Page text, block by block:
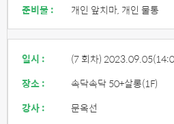
준비물 : 개인 앞치마, 개인 물통
일시 : (7 회차) 2023.09.05
장소 :
속닥속닥 50+살롱(1F)
강사 :
문옥선